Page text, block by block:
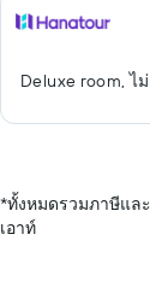
Deluxe room, ไ
*ทั้งหมดรวมภาษีแล
เอาท์